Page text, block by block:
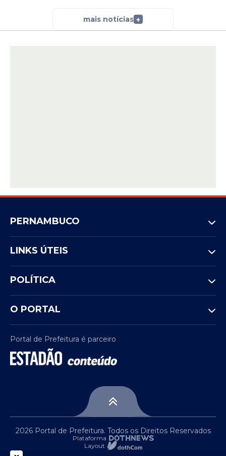
mais notícias +
PERNAMBUCO
LINKS ÚTEIS
POLÍTICA
O PORTAL
Portal de Prefeitura é parceiro
2026 Portal de Prefeitura. Todos os Direitos Reservados
Plataforma
Layout